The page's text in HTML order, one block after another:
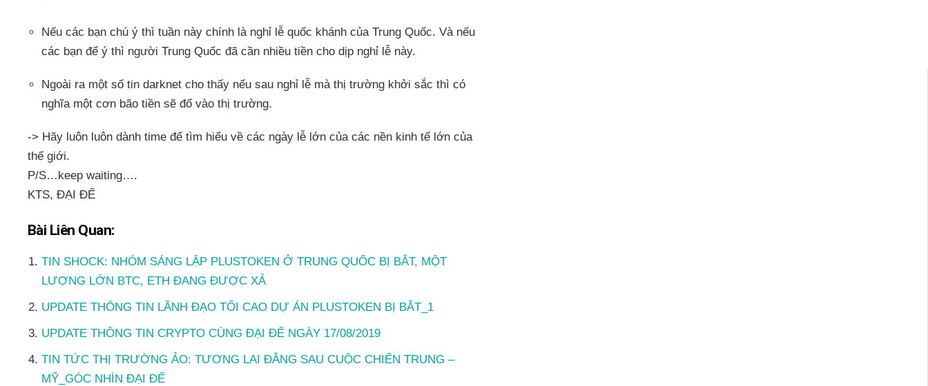
Nếu các bạn chú ý thì tuần này chính là nghỉ lễ quốc khánh của Trung Quốc. Và nếu
các bạn để ý thì người Trung Quốc đã cần nhiều tiền cho dịp nghỉ lễ này.
Ngoài ra một số tin darknet cho thấy nếu sau nghỉ lễ mà thị trường khởi sắc thì có
nghĩa một cơn bão tiền sẽ đổ vào thị trường.
-> Hãy luôn luôn dành time để tìm hiểu về các ngày lễ lớn của các nền kinh tế lớn của
thế giới.
P/S…keep waiting….
KTS, ĐẠI ĐẾ
Bài Liên Quan:
TIN SHOCK: NHÓM SÁNG LẬP PLUSTOKEN Ở TRUNG QUỐC BỊ BẮT, MỘT
LƯỢNG LỚN BTC, ETH ĐANG ĐƯỢC XẢ
UPDATE THÔNG TIN LÃNH ĐẠO TỐI CAO DỰ ÁN PLUSTOKEN BỊ BẮT_1
UPDATE THÔNG TIN CRYPTO CÙNG ĐẠI ĐẾ NGÀY 17/08/2019
TIN TỨC THỊ TRƯỜNG ẢO: TƯƠNG LAI ĐẰNG SAU CUỘC CHIẾN TRUNG –
MỸ_GÓC NHÌN ĐẠI ĐẾ